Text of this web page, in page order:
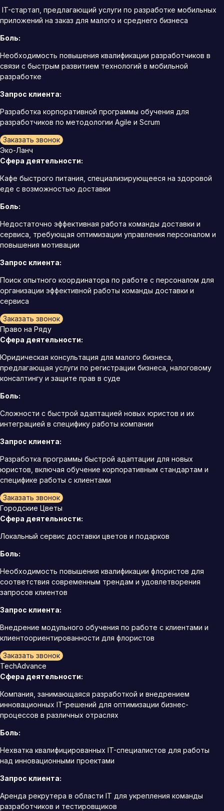
IT-стартап, предлагающий услуги по разработке мобильных
приложений на заказ для малого и среднего бизнеса
Боль:
Необходимость повышения квалификации разработчиков в
связи с быстрым развитием технологий в мобильной
разработке
Запрос клиента:
Разработка корпоративной программы обучения для
разработчиков по методологии Agile и Scrum
Заказать звонок
Эко-Ланч
Сфера деятельности:
Кафе быстрого питания, специализирующееся на здоровой
еде с возможностью доставки
Боль:
Недостаточно эффективная работа команды доставки и
сервиса, требующая оптимизации управления персоналом и
повышения мотивации
Запрос клиента:
Поиск опытного координатора по работе с персоналом для
организации эффективной работы команды доставки и
сервиса
Заказать звонок
Право на Ряду
Сфера деятельности:
Юридическая консультация для малого бизнеса,
предлагающая услуги по регистрации бизнеса, налоговому
консалтингу и защите прав в суде
Боль:
Сложности с быстрой адаптацией новых юристов и их
интеграцией в специфику работы компании
Запрос клиента:
Разработка программы быстрой адаптации для новых
юристов, включая обучение корпоративным стандартам и
специфике работы с клиентами
Заказать звонок
Городские Цветы
Сфера деятельности:
Локальный сервис доставки цветов и подарков
Боль:
Необходимость повышения квалификации флористов для
соответствия современным трендам и удовлетворения
запросов клиентов
Запрос клиента:
Внедрение модульного обучения по работе с клиентами и
клиентоориентированности для флористов
Заказать звонок
TechAdvance
Сфера деятельности:
Компания, занимающаяся разработкой и внедрением
инновационных IT-решений для оптимизации бизнес-
процессов в различных отраслях
Боль:
Нехватка квалифицированных IT-специалистов для работы
над инновационными проектами
Запрос клиента:
Аренда рекрутера в области IT для укрепления команды
разработчиков и тестировщиков